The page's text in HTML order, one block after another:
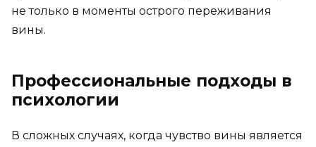
не только в моменты острого переживания
вины.
Профессиональные подходы в
психологии
В сложных случаях, когда чувство вины является